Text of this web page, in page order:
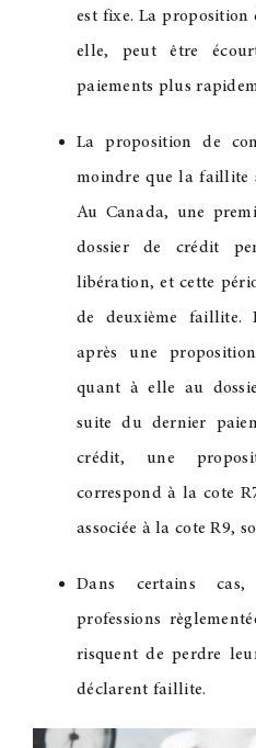
est fixe. La proposition
elle, peut être
paiements plus
La proposition de
moindre que la faillite
Au Canada, une
dossier de crédit
libération, et cette
de deuxième faillite.
après une
quant à elle au
suite du dernier
crédit, une
correspond à la cote
associée à la cote R9,
Dans certains
professions
risquent de perdre
déclarent faillite.